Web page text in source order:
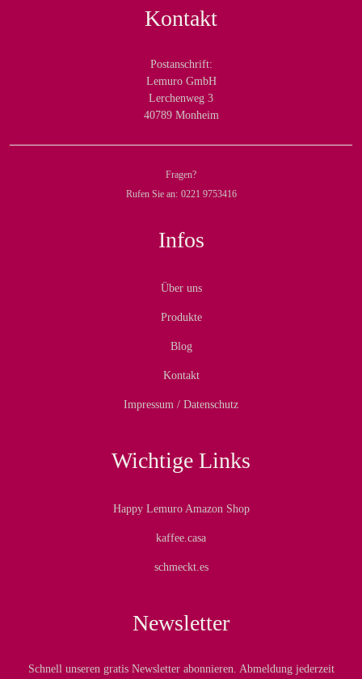
Kontakt
Postanschrift:
Lemuro GmbH
Lerchenweg 3
40789 Monheim
Fragen?
Rufen Sie an: 0221 9753416
Infos
Über uns
Produkte
Blog
Kontakt
Impressum / Datenschutz
Wichtige Links
Happy Lemuro Amazon Shop
kaffee.casa
schmeckt.es
Newsletter
Schnell unseren gratis Newsletter abonnieren. Abmeldung jederzeit